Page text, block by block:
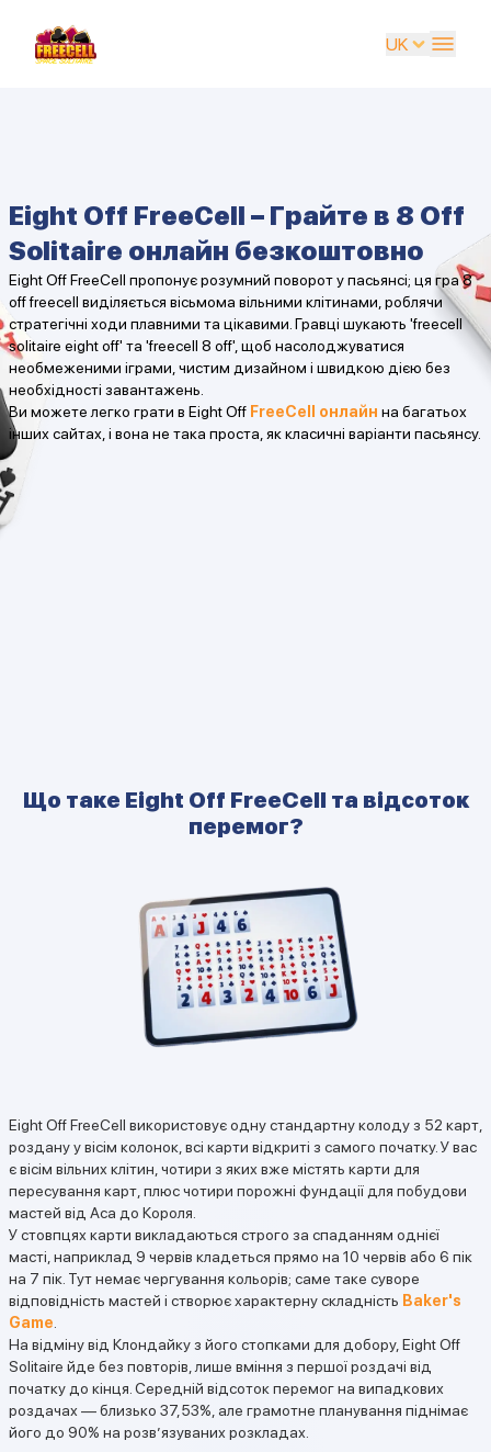
UK
ES
IT
RU
Eight Off FreeCell – Грайте в 8 Off
Solitaire онлайн безкоштовно
Eight Off FreeCell пропонує розумний поворот у пасьянсі; ця гра 8
off freecell виділяється вісьмома вільними клітинами, роблячи
стратегічні ходи плавними та цікавими. Гравці шукають 'freecell
solitaire eight off' та 'freecell 8 off', щоб насолоджуватися
необмеженими іграми, чистим дизайном і швидкою дією без
необхідності завантажень.
Ви можете легко грати в Eight Off FreeCell онлайн на багатьох
інших сайтах, і вона не така проста, як класичні варіанти пасьянсу.
Що таке Eight Off FreeCell та відсоток
перемог?
Eight Off FreeCell використовує одну стандартну колоду з 52 карт,
роздану у вісім колонок, всі карти відкриті з самого початку. У вас
є вісім вільних клітин, чотири з яких вже містять карти для
пересування карт, плюс чотири порожні фундації для побудови
мастей від Аса до Короля.
У стовпцях карти викладаються строго за спаданням однієї
масті, наприклад 9 червів кладеться прямо на 10 червів або 6 пік
на 7 пік. Тут немає чергування кольорів; саме таке суворе
відповідність мастей і створює характерну складність Baker's
Game
На відміну від Клондайку з його стопками для добору, Eight Off
Solitaire йде без повторів, лише вміння з першої роздачі від
початку до кінця. Середній відсоток перемог на випадкових
роздачах — близько 37,53%, але грамотне планування піднімає
його до 90% на розв’язуваних розкладах.